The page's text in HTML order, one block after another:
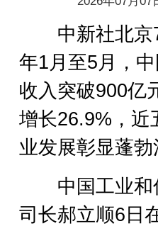
中新社北京7
年1月至5月，
收入突破900亿
增长26.9%，近
业发展彰显蓬勃
中国工业和
司长郝立顺6日